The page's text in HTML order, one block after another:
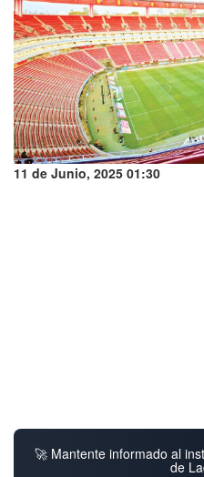
11 de Junio, 2025 01:30
🚀 Mantente informado al
de